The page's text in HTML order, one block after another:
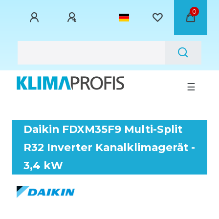
0
☰
Daikin FDXM35F9 Multi-Split
R32 Inverter Kanalklimagerät -
3,4 kW